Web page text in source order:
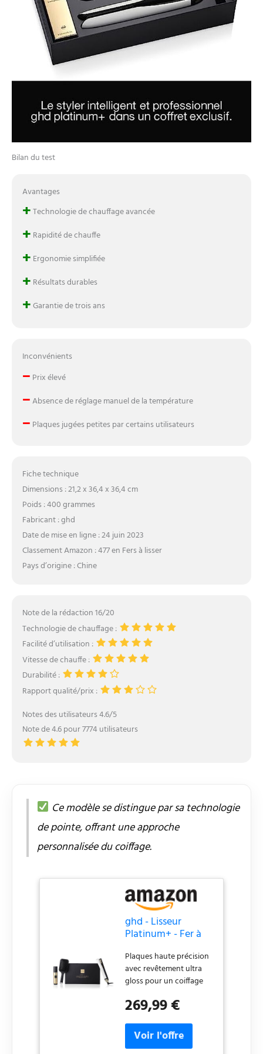
Bilan du test
Avantages
+Technologie de chauffage avancée
+ Rapidité de chauffe
+ Ergonomie simplifiée
+ Résultats durables
+Garantie de trois ans
Inconvénients
– Prix élevé
–Absence de réglage manuel de la température
– Plaques jugées petites par certains utilisateurs
Fiche technique
Dimensions : 21,2 x 36,4 x 36,4 cm
Poids : 400 grammes
Fabricant : ghd
Date de mise en ligne : 24 juin 2023
Classement Amazon : 477 en Fers à lisser
Pays d’origine : Chine
Note de la rédaction 16/20
Technologie de chauffage :
Facilité d’utilisation :
Vitesse de chauffe :
Durabilité :
Rapport qualité/prix :
Notes des utilisateurs 4.6/5
Note de 4.6 pour 7774 utilisateurs
Ce modèle se distingue par sa technologie
de pointe, offrant une approche
personnalisée du coiffage.
ghd - Lisseur
Platinum+ - Fer à
(Blanc) - Des
cheveux 75% plus
brillants et 70%
plus forts -
S'adapte aux
besoins de vos
cheveux - Brosse
ghd et Spray
Plaques haute précision
avec revêtement ultra
gloss pour un coiffage
brillance en plus**. Le 1er
prédit les besoins de vos
cheveux pour des
269,99 €